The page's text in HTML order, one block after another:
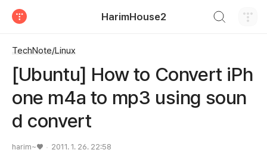
HarimHouse2
TechNote/Linux
[Ubuntu] How to Convert iPh
one m4a to mp3 using soun
d convert
harim~♥ 2011. 1. 26. 22:58